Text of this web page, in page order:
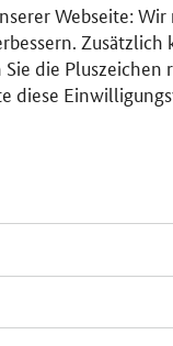
Webseite:
Zusätzlich
die Pluszeichen